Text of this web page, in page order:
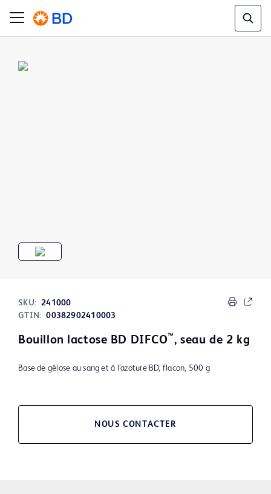
SKU: 241000
GTIN: 00382902410003
Bouillon lactose BD DIFCO™ , seau de 2 kg
Base de gélose au sang et à l’azoture BD, flacon, 500 g
NOUS CONTACTER